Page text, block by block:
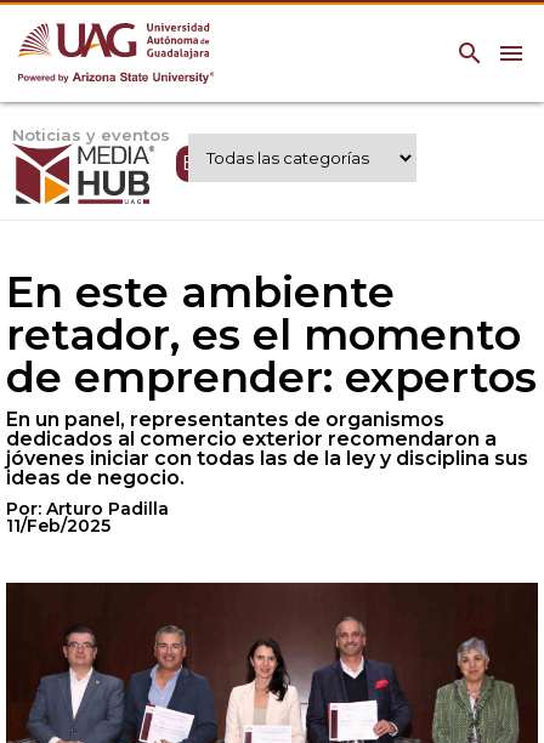
menu
search
Noticias y eventos
Expertos UAG
En este ambiente
retador, es el momento
de emprender: expertos
En un panel, representantes de organismos
dedicados al comercio exterior recomendaron a
jóvenes iniciar con todas las de la ley y disciplina sus
ideas de negocio.
Por: Arturo Padilla
11/Feb/2025